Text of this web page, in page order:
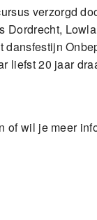
verzorgd
Dordrecht,
dansfestijn
liefst 20 jaar
of wil je meer